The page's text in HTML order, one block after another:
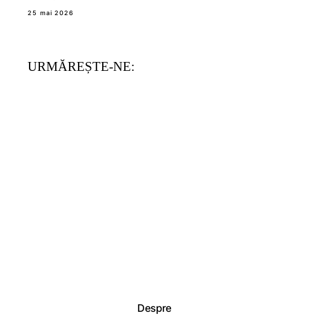
25 mai 2026
URMĂREȘTE-NE:
Despre